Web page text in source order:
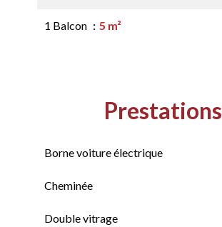
1 Balcon 5 m²
Prestations
Borne voiture électrique
Cheminée
Double vitrage